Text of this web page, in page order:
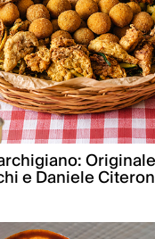
e Daniele